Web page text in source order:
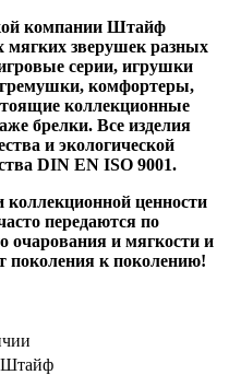
компании Штайф
мягких зверушек разных
серии, игрушки
комфортеры,
коллекционные
брелки. Все изделия
и экологической
DIN EN ISO 9001.
коллекционной ценности
передаются по
очарования и мягкости и
поколения к поколению!
Штайф